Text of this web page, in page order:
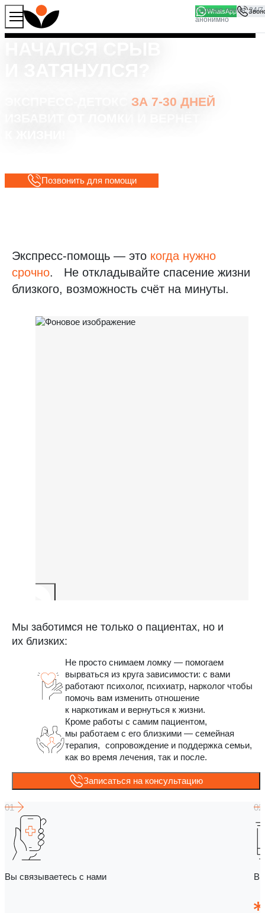
WhatsApp
ЗА 7-30 ДНЕЙ
Позвонить для помощи
Экспресс-помощь — это когда нужно
срочно.
Не откладывайте спасение жизни
близкого, возможность счёт на минуты.
Мы заботимся не только о пациентах, но и
их близких:
Не просто снимаем ломку — помогаем
вырваться из круга зависимости: с вами
работают психолог, психиатр, нарколог чтобы
помочь вам изменить отношение
к наркотикам и вернуться к жизни.
Кроме работы с самим пациентом,
мы работаем с его близкими — семейная
терапия, сопровождение и поддержка семьи,
как во время лечения, так и после.
Записаться на консультацию
Вы связываетесь с нами
Продолжая работу с сайтом, вы соглашаетесь на то, что
мы используем файлы
Хорошо